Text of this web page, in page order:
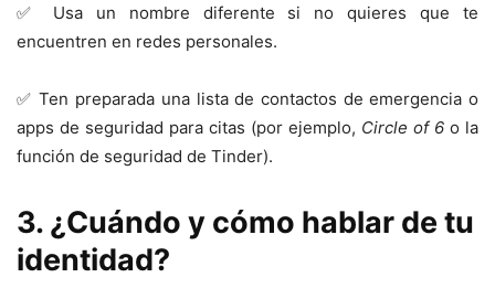
✅ Usa un nombre diferente si no quieres que te
encuentren en redes personales.
✅ Ten preparada una lista de contactos de emergencia o
apps de seguridad para citas (por ejemplo, Circle of 6 o la
función de seguridad de Tinder).
3. ¿Cuándo y cómo hablar de tu
identidad?